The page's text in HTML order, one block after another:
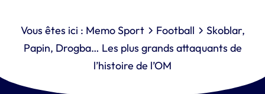
Vous êtes ici : Memo Sport Football
Skoblar,
Papin, Drogba… Les plus grands attaquants de
l’histoire de l’OM